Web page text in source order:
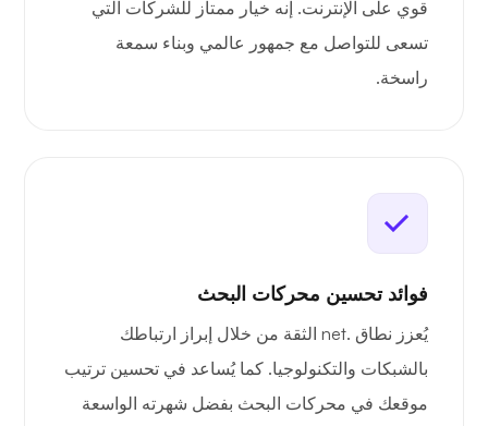
قوي على الإنترنت. إنه خيار ممتاز للشركات التي
تسعى للتواصل مع جمهور عالمي وبناء سمعة
راسخة.
فوائد تحسين محركات البحث
يُعزز نطاق .net الثقة من خلال إبراز ارتباطك
بالشبكات والتكنولوجيا. كما يُساعد في تحسين ترتيب
موقعك في محركات البحث بفضل شهرته الواسعة